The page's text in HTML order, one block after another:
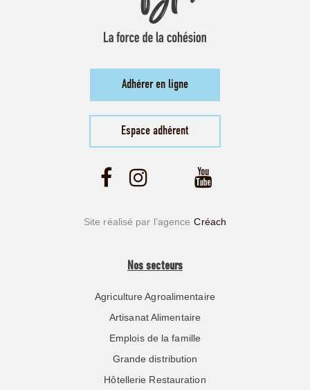
Adhérer en ligne
Espace adhérent
Site réalisé par l’agence Créach
Nos secteurs
Agriculture Agroalimentaire
Artisanat Alimentaire
Emplois de la famille
Grande distribution
Hôtellerie Restauration